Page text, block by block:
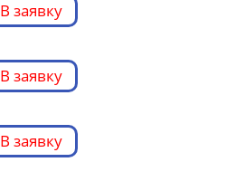
В заявку
В заявку
В заявку